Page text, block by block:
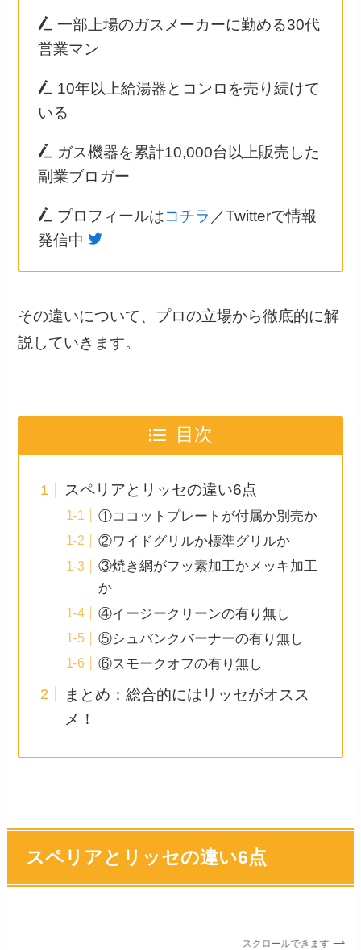
一部上場のガスメーカーに勤める30代
営業マン
10年以上給湯器とコンロを売り続けて
いる
ガス機器を累計10,000台以上販売した
副業ブロガー
プロフィールはコチラ ／Twitterで情報
発信中
その違いについて、プロの立場から徹底的に解
説していきます。
目次
スペリアとリッセの違い6点
①ココットプレートが付属か別売か
②ワイドグリルか標準グリルか
③焼き網がフッ素加工かメッキ加工
か
④イージークリーンの有り無し
⑤シュバンクバーナーの有り無し
⑥スモークオフの有り無し
まとめ：総合的にはリッセがオスス
メ！
スペリアとリッセの違い6点
スクロールできます